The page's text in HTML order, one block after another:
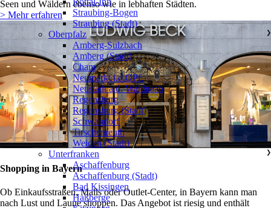
Seen und Wäldern ebenso wie in lebhaften Städten.
> Mehr erfahren
Shopping in Bayern
Ob Einkaufsstraßen, Malls oder Outlet-Center, in Bayern kann man
nach Lust und Laune shoppen. Das Angebot ist riesig und enthält
Straubing-Bogen
Straubing (Stadt)
Oberpfalz
❯
Amberg-Sulzbach
Amberg (Stadt)
Cham
Neumarkt i.d.OPf.
Neustadt a.d. Waldnaab
Regensburg
Regensburg (Stadt)
Schwandorf
Tirschenreuth
Weiden (Stadt)
Unterfranken
❯
Aschaffenburg
Aschaffenburg (Stadt)
Bad Kissingen
Haßberge